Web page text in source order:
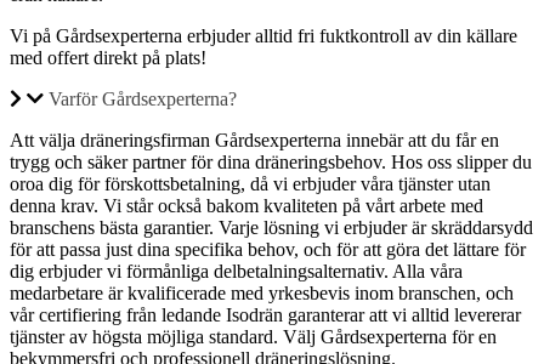
Vi på Gårdsexperterna erbjuder alltid fri fuktkontroll av din källare
med offert direkt på plats!
Varför Gårdsexperterna?
Att välja dräneringsfirman Gårdsexperterna innebär att du får en
trygg och säker partner för dina dräneringsbehov. Hos oss slipper du
oroa dig för förskottsbetalning, då vi erbjuder våra tjänster utan
denna krav. Vi står också bakom kvaliteten på vårt arbete med
branschens bästa garantier. Varje lösning vi erbjuder är skräddarsydd
för att passa just dina specifika behov, och för att göra det lättare för
dig erbjuder vi förmånliga delbetalningsalternativ. Alla våra
medarbetare är kvalificerade med yrkesbevis inom branschen, och
vår certifiering från ledande Isodrän garanterar att vi alltid levererar
tjänster av högsta möjliga standard. Välj Gårdsexperterna för en
bekymmersfri och professionell dräneringslösning.